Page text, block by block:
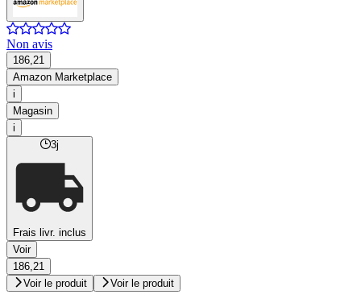
Non avis
186,21
Amazon Marketplace
i
Magasin
i
3j
Frais livr. inclus
Voir
186,21
Voir le produit
Voir le produit